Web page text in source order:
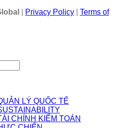
Privacy Policy
Terms of
LÝ QUỐC TẾ
CHÍNH KIỂM TOÁN